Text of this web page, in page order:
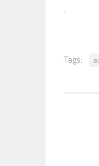
.
Tags: